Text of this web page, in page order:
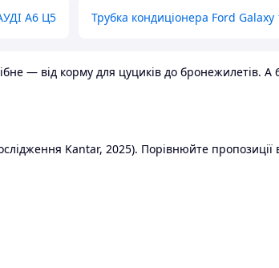
А6 Ц5 Трубка кондиціонера Ford Galaxy
— від корму для цуциків до бронежилетів. А
Kantar, 2025). Порівнюйте пропозиції